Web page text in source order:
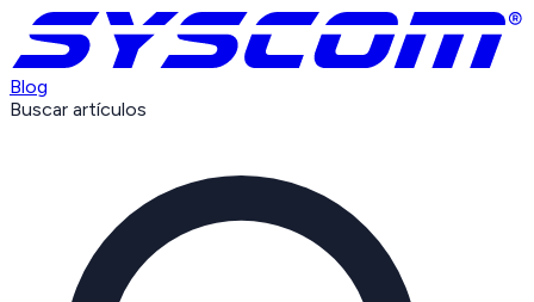
Blog
Buscar artículos